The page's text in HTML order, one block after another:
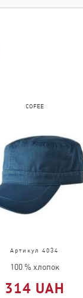
COFEE
Артикул 4034
100 % хлопок
314 UAH